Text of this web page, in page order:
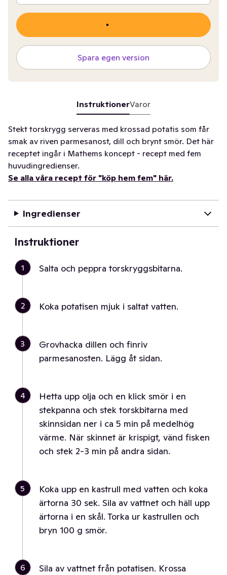
Spara egen version
InstruktionerVaror
Stekt torskrygg serveras med krossad potatis som får
smak av riven parmesanost, dill och brynt smör. Det här
receptet ingår i Mathems koncept - recept med fem
huvudingredienser.
Se alla våra recept för "köp hem fem" här.
Ingredienser
Instruktioner
1 Salta och peppra torskryggsbitarna.
2 Koka potatisen mjuk i saltat vatten.
3
Grovhacka dillen och finriv
parmesanosten. Lägg åt sidan.
4
Hetta upp olja och en klick smör i en
stekpanna och stek torskbitarna med
skinnsidan ner i ca 5 min på medelhög
värme. När skinnet är krispigt, vänd fisken
och stek 2-3 min på andra sidan.
5
Koka upp en kastrull med vatten och koka
ärtorna 30 sek. Sila av vattnet och häll upp
ärtorna i en skål. Torka ur kastrullen och
bryn 100 g smör.
6 Sila av vattnet från potatisen. Krossa